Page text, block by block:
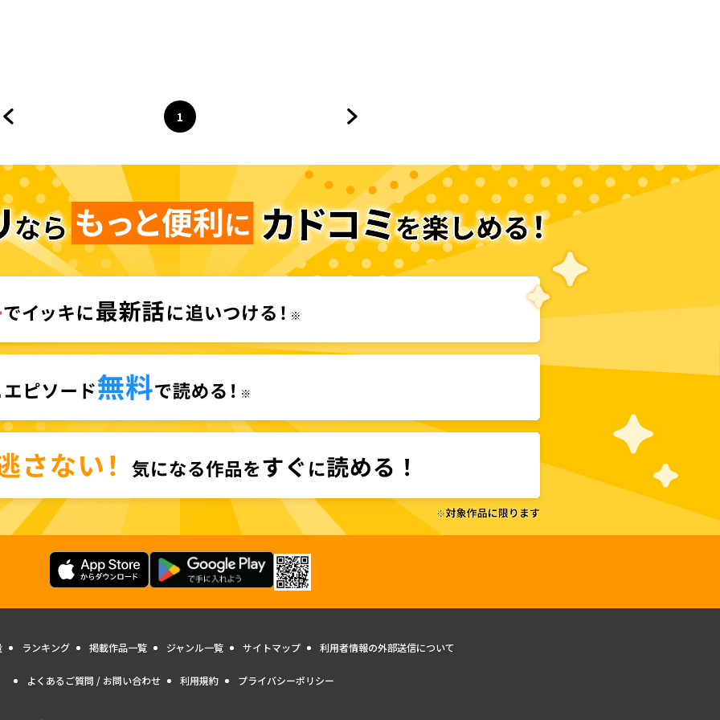
ページ
1
へ
ランキング 掲載作品一覧 ジャンル一覧 サイトマップ 利用者情報の外部送信について
よくあるご質問 / お問い合わせ 利用規約 プライバシーポリシー